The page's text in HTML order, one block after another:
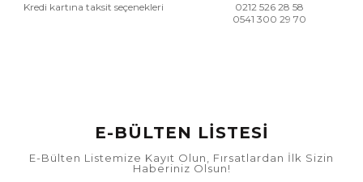
Kredi kartına taksit seçenekleri
0212 526 28 58
0541 300 29 70
E-BÜLTEN LİSTESİ
E-Bülten Listemize Kayıt Olun, Fırsatlardan İlk Sizin
Haberiniz Olsun!